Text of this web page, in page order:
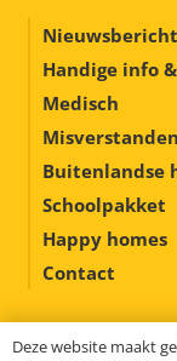
Handige info
Medisch
Misverstanden
Buitenlandse
Schoolpakket
Happy homes
Contact
Deze website maakt